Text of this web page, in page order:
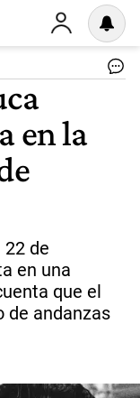
en la
22 de
en una
que el
de andanzas